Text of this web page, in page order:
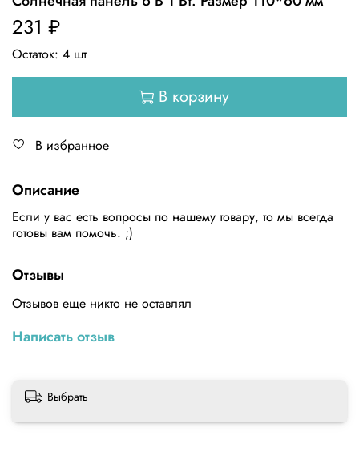
231 ₽
Остаток: 4 шт
В корзину
В избранное
Описание
Если у вас есть вопросы по нашему товару, то мы всегда
готовы вам помочь. ;)
Отзывы
Отзывов еще никто не оставлял
Написать отзыв
Выбрать